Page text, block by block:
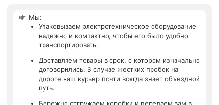
Мы:
Упаковываем электротехническое оборудование
надежно и компактно, чтобы его было удобно
транспортировать.
Доставляем товары в срок, о котором изначально
договорились. В случае жестких пробок на
дороге наш курьер почти всегда знает объездной
путь.
Бережно отгружаем коробки и передаем вам в